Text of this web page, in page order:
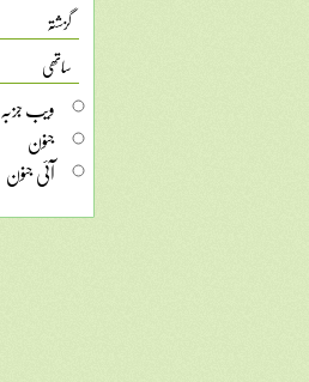
گزشتہ
ساتھی
ویب جزبہ
جنون
آئی جنون